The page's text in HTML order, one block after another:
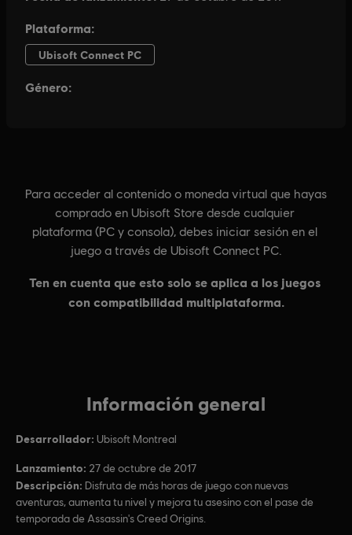
Información general
Desarrollador: Ubisoft Montreal
Lanzamiento: 27 de octubre de 2017
Descripción: Disfruta de más horas de juego con nuevas
aventuras, aumenta tu nivel y mejora tu asesino con el pase de
temporada de Assassin's Creed Origins.